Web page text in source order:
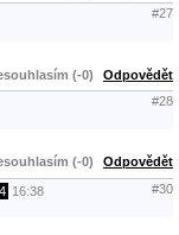
#27
(-0) Odpovědět
#28
(-0) Odpovědět
16:38 #30